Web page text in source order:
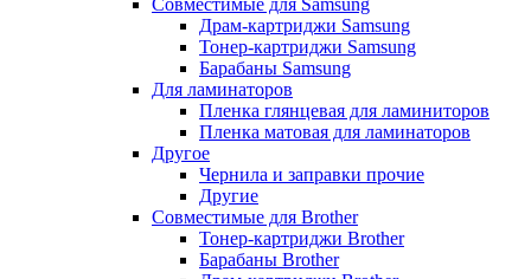
Совместимые для Samsung
Драм-картриджи Samsung
Тонер-картриджи Samsung
Барабаны Samsung
Для ламинаторов
Пленка глянцевая для ламиниторов
Пленка матовая для ламинаторов
Другое
Чернила и заправки прочие
Другие
Совместимые для Brother
Тонер-картриджи Brother
Барабаны Brother